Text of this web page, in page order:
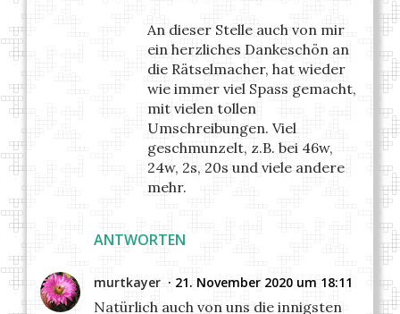
ANTWORTEN
An dieser Stelle auch von mir
ein herzliches Dankeschön an
die Rätselmacher, hat wieder
wie immer viel Spass gemacht,
mit vielen tollen
Umschreibungen. Viel
geschmunzelt, z.B. bei 46w,
24w, 2s, 20s und viele andere
mehr.
murtkayer 21. November 2020 um 18:11
Natürlich auch von uns die innigsten